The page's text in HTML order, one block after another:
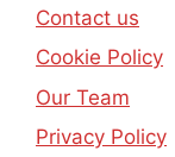
Contact us
Cookie Policy
Our Team
Privacy Policy